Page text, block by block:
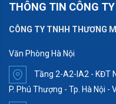
THÔNG TIN CÔNG TY
CÔNG TY TNHH THƯƠNG
Văn Phòng Hà Nội
Tầng 2-A2-IA2 - KĐT
P. Phú Thượng - Tp. Hà Nội -